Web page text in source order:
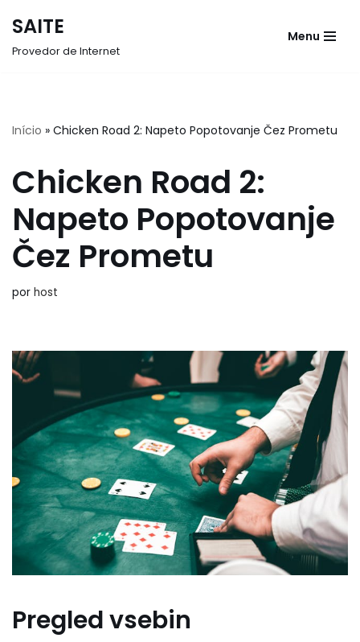
SAITE
Provedor de Internet
Menu
Início » Chicken Road 2: Napeto Popotovanje Čez Prometu
Chicken Road 2:
Napeto Popotovanje
Čez Prometu
por host
Pregled vsebin